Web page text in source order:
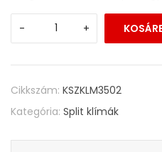
- +
Cikkszám: KSZKLM3502
Kategória: Split klímák